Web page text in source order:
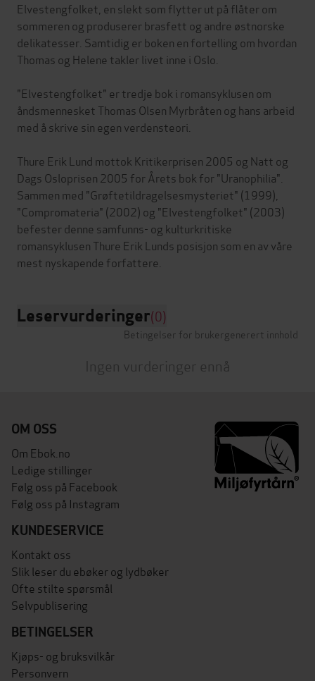
Elvestengfolket, en slekt som flytter ut på flåter om
sommeren og produserer brasfett og andre østnorske
delikatesser. Samtidig er boken en fortelling om hvordan
Thomas og Helene takler livet inne i Oslo.
"Elvestengfolket" er tredje bok i romansyklusen om
åndsmennesket Thomas Olsen Myrbråten og hans arbeid
med å skrive sin egen verdensteori.
Thure Erik Lund mottok Kritikerprisen 2005 og Natt og
Dags Osloprisen 2005 for Årets bok for "Uranophilia".
Sammen med "Grøftetildragelsesmysteriet" (1999),
"Compromateria" (2002) og "Elvestengfolket" (2003)
befester denne samfunns- og kulturkritiske
romansyklusen Thure Erik Lunds posisjon som en av våre
Leservurderinger(0)
Betingelser for brukergenerert innhold
Ingen vurderinger ennå
OM OSS
Om Ebok.no
Ledige stillinger
Følg oss på Facebook
Følg oss på Instagram
KUNDESERVICE
Kontakt oss
Slik leser du ebøker og lydbøker
Ofte stilte spørsmål
Selvpublisering
BETINGELSER
Kjøps- og bruksvilkår
Personvern